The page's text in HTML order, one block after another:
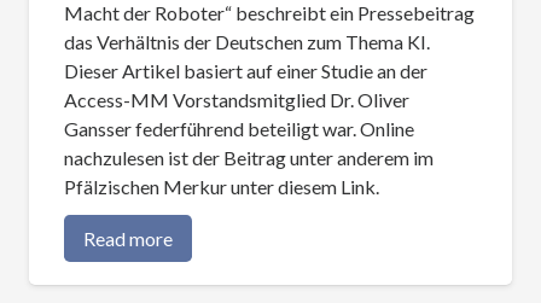
Macht der Roboter“ beschreibt ein Pressebeitrag
das Verhältnis der Deutschen zum Thema KI.
Dieser Artikel basiert auf einer Studie an der
Access-MM Vorstandsmitglied Dr. Oliver
Gansser federführend beteiligt war. Online
nachzulesen ist der Beitrag unter anderem im
Pfälzischen Merkur unter diesem Link.
Read more